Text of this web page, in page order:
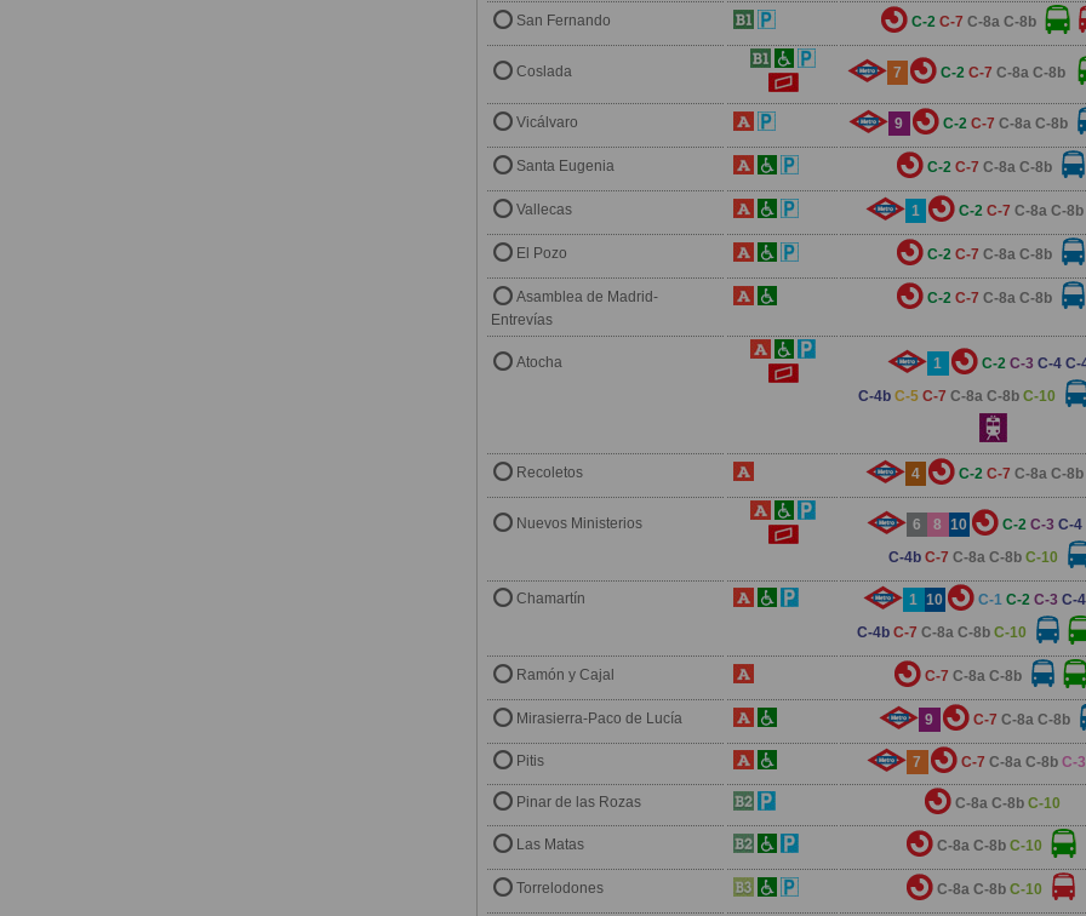
San Fernando C-2 C-7 C-8a C-8b
Coslada 7 C-2 C-7 C-8a C-8b
Vicálvaro 9 C-2 C-7 C-8a C-8b
Santa Eugenia C-2 C-7 C-8a C-8b
Vallecas 1 C-2 C-7 C-8a C-8b
El Pozo C-2 C-7 C-8a C-8b
Asamblea de Madrid-
Entrevías
C-2 C-7 C-8a C-8b
Atocha 1 C-2 C-3 C-4 C-
C-4b C-5 C-7 C-8a C-8b C-10
Recoletos 4 C-2 C-7 C-8a C-8b
Nuevos Ministerios 6 8 10 C-2 C-3 C-4
C-4b C-7 C-8a C-8b C-10
Chamartín 1 10 C-1 C-2 C-3 C-4
C-4b C-7 C-8a C-8b C-10
Ramón y Cajal C-7 C-8a C-8b
Mirasierra-Paco de Lucía 9 C-7 C-8a C-8b
Pitis 7 C-7 C-8a C-8b C-
Pinar de las Rozas C-8a C-8b C-10
Las Matas C-8a C-8b C-10
Torrelodones C-8a C-8b C-10